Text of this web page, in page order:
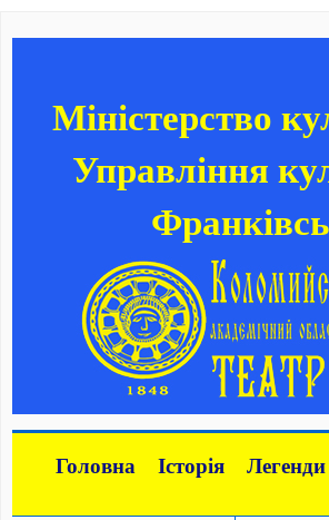
Міністерство
Управління
Головна Історія